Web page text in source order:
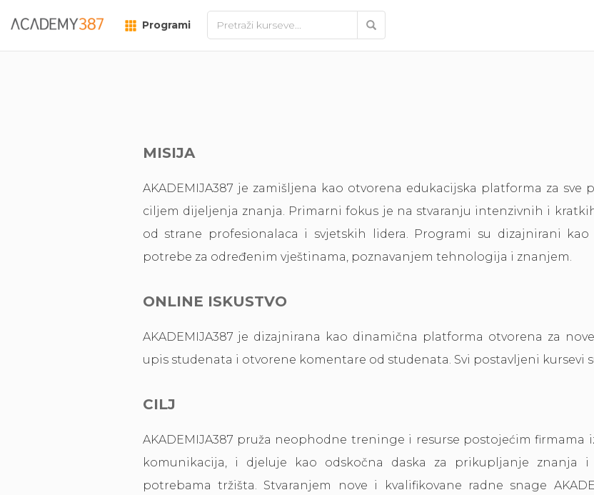
Programi
MISIJA
AKADEMIJA387 je zamišljena kao otvorena edukacijska platforma za
ciljem dijeljenja znanja. Primarni fokus je na stvaranju intenzivnih i
od strane profesionalaca i svjetskih lidera. Programi su dizajnirani
potrebe za određenim vještinama, poznavanjem tehnologija i znanjem.
ONLINE ISKUSTVO
AKADEMIJA387 je dizajnirana kao dinamična platforma otvorena za
upis studenata i otvorene komentare od studenata. Svi postavljeni kursevi
CILJ
AKADEMIJA387 pruža neophodne treninge i resurse postojećim
komunikacija, i djeluje kao odskočna daska za prikupljanje znanja
potrebama tržišta. Stvaranjem nove i kvalifikovane radne snage